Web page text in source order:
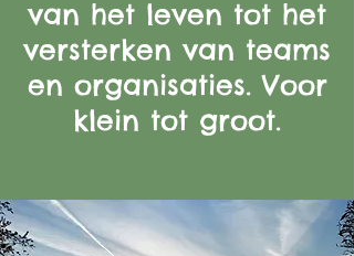
van het leven tot het
versterken van teams
en organisaties. Voor
klein tot groot.